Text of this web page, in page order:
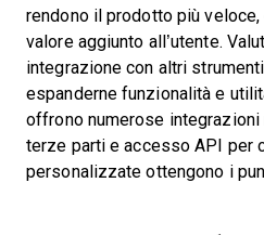
rendono il prodotto più
valore aggiunto all’utente.
integrazione con altri
espanderne funzionalità e
offrono numerose
terze parti e accesso API per
personalizzate ottengono i